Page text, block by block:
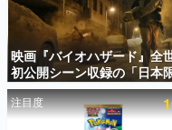
電ファミのいま読まれて
アプリセール情報
インタビュー
連載・特集
映画『バイオハザード』全
初公開シーン収録の「日本
定」予告映像が解禁。バイ
日（8月10日）にあわせて、
「ラクーンシティ総合病院
注目度